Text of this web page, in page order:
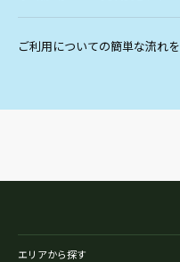
ご利用についての簡単な流れ
エリアから探す